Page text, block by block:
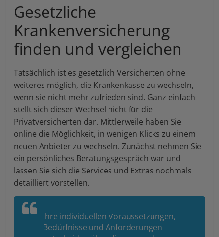
Gesetzliche
Krankenversicherung
finden und vergleichen
Tatsächlich ist es gesetzlich Versicherten ohne
weiteres möglich, die Krankenkasse zu wechseln,
wenn sie nicht mehr zufrieden sind. Ganz einfach
stellt sich dieser Wechsel nicht für die
Privatversicherten dar. Mittlerweile haben Sie
online die Möglichkeit, in wenigen Klicks zu einem
neuen Anbieter zu wechseln. Zunächst nehmen Sie
ein persönliches Beratungsgespräch war und
lassen Sie sich die Services und Extras nochmals
detailliert vorstellen.
Ihre individuellen Voraussetzungen,
Bedürfnisse und Anforderungen